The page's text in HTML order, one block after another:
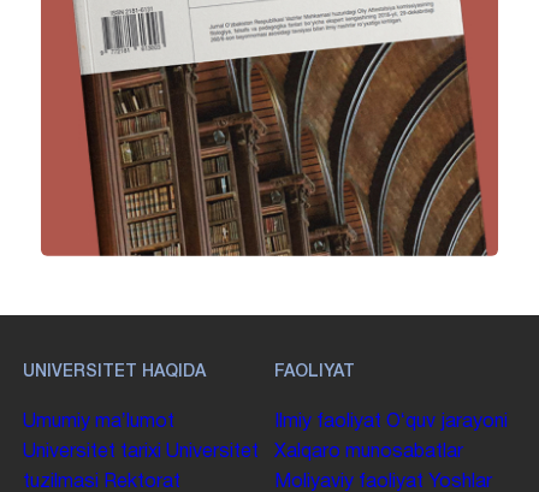
UNIVERSITET HAQIDA
Umumiy maʼlumot
Universitet tarixi Universitet
tuzilmasi
Rektorat
FAOLIYAT
Ilmiy faoliyat Oʻquv jarayoni
Xalqaro munosabatlar
Moliyaviy faoliyat Yoshlar